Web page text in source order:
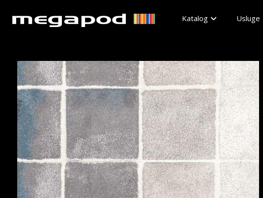
Katalog Usluge